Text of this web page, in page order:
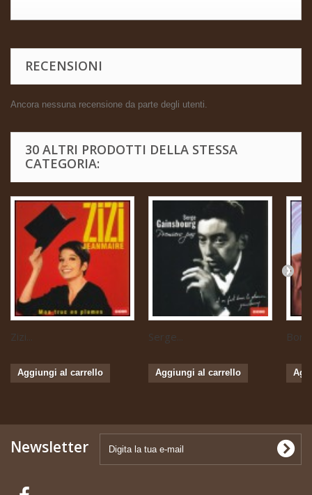
RECENSIONI
Ancora nessuna recensione da parte degli utenti.
30 ALTRI PRODOTTI DELLA STESSA
CATEGORIA:
Zizi...
Aggiungi al carrello
Serge...
Aggiungi al carrello
Newsletter